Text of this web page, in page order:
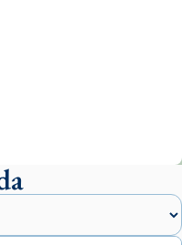
la missa de Les